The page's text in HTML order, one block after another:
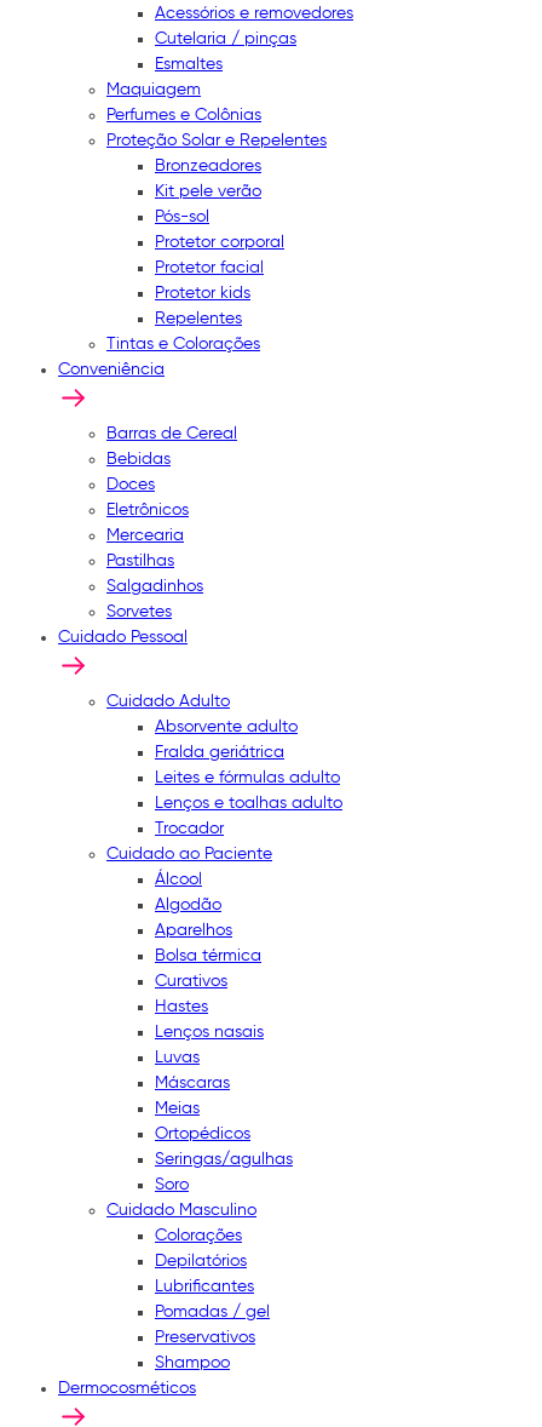
Acessórios e removedores
Cutelaria / pinças
Esmaltes
Maquiagem
Perfumes e Colônias
Proteção Solar e Repelentes
Bronzeadores
Kit pele verão
Pós-sol
Protetor corporal
Protetor facial
Protetor kids
Repelentes
Tintas e Colorações
Conveniência
Barras de Cereal
Bebidas
Doces
Eletrônicos
Mercearia
Pastilhas
Salgadinhos
Sorvetes
Cuidado Pessoal
Cuidado Adulto
Absorvente adulto
Fralda geriátrica
Leites e fórmulas adulto
Lenços e toalhas adulto
Trocador
Cuidado ao Paciente
Álcool
Algodão
Aparelhos
Bolsa térmica
Curativos
Hastes
Lenços nasais
Luvas
Máscaras
Meias
Ortopédicos
Seringas/agulhas
Soro
Cuidado Masculino
Colorações
Depilatórios
Lubrificantes
Pomadas / gel
Preservativos
Shampoo
Dermocosméticos